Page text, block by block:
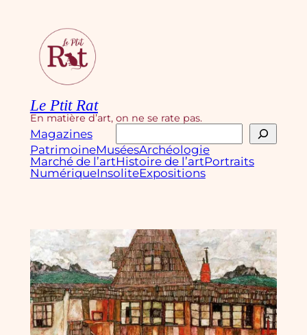
contenu
Le Ptit Rat
En matière d’art, on ne se rate pas.
Magazines
Rechercher
PatrimoineMuséesArchéologie
Marché de l’artHistoire de l’artPortraits
NumériqueInsoliteExpositions